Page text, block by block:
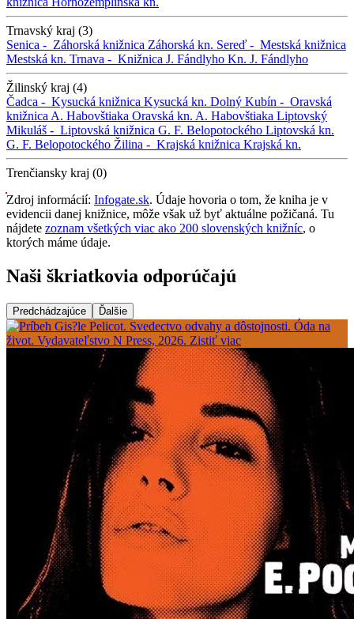
Trnavský kraj (3)
Senica - Záhorská knižnica Záhorská kn. Sereď - Mestská knižnica
Mestská kn. Trnava - Knižnica J. Fándlyho Kn. J. Fándlyho
Žilinský kraj (4)
Čadca - Kysucká knižnica Kysucká kn. Dolný Kubín - Oravská
knižnica A. Habovštiaka Oravská kn. A. Habovštiaka Liptovský
Mikuláš - Liptovská knižnica G. F. Belopotockého Liptovská kn.
G. F. Belopotockého Žilina - Krajská knižnica Krajská kn.
Trenčiansky kraj (0)
Zdroj informácií: Infogate.sk. Údaje hovoria o tom, že kniha je v
evidencii danej knižnice, môže však už byť aktuálne požičaná. Tu
nájdete zoznam všetkých viac ako 200 slovenských knižníc, o
ktorých máme údaje.
Naši škriatkovia odporúčajú
Predchádzajúce Ďalšie